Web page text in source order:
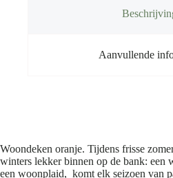
Aanvullende
Woondeken oranje. Tijdens frisse
winters lekker binnen op de bank: een
een woonplaid, komt elk seizoen van